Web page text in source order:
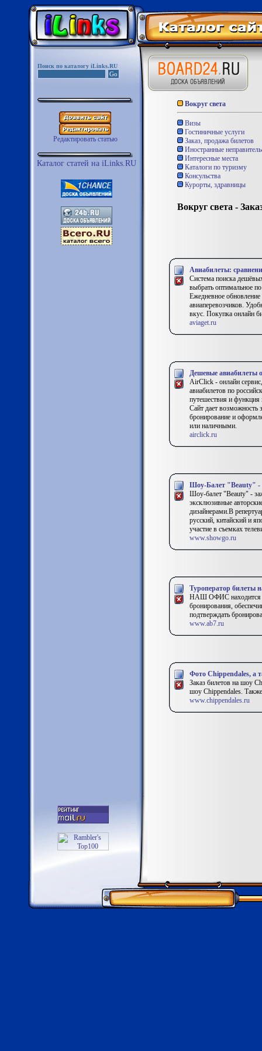
Поиск по каталогу iLinks.RU
Редактировать статью
Каталог статей на iLinks.RU
Вокруг света
Визы
Гостиничные услуги
Заказ, продажа билетов
Иностранные
Интересные места
Каталоги по туризму
Консульства
Курорты, здравницы
Вокруг света -
Авиабилеты:
Система поиска
выбрать оптимальное
Ежедневное
авиаперевозчиков.
вкус. Покупка онлайн
aviaget.ru
Дешевые авиабилеты
AirClick - онлайн
авиабилетов по
путешествия и функция
Сайт дает возможность
бронирование и
или наличными.
airclick.ru
Шоу-Балет "Beauty" -
Шоу-балет "Beauty" -
эксклюзивные
дизайнерами.В
русский, китайский и
участие в съемках
www.showgo.ru
Туроператор билеты
НАШ ОФИС находится в
бронирования,
подтверждать
www.ab7.ru
Фото Сhippendales, а
Заказ билетов на шоу
шоу Chippendales. Также
www.chippendales.ru